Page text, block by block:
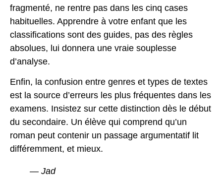
fragmenté, ne rentre pas dans les cinq cases
habituelles. Apprendre à votre enfant que les
classifications sont des guides, pas des règles
absolues, lui donnera une vraie souplesse
d’analyse.
Enfin, la confusion entre genres et types de textes
est la source d’erreurs les plus fréquentes dans les
examens. Insistez sur cette distinction dès le début
du secondaire. Un élève qui comprend qu’un
roman peut contenir un passage argumentatif lit
différemment, et mieux.
— Jad